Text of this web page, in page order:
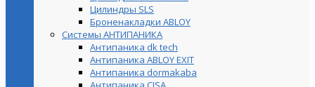
Цилиндры SLS
Броненакладки ABLOY
Системы АНТИПАНИКА
Антипаника dk tech
Антипаника ABLOY EXIT
Антипаника dormakaba